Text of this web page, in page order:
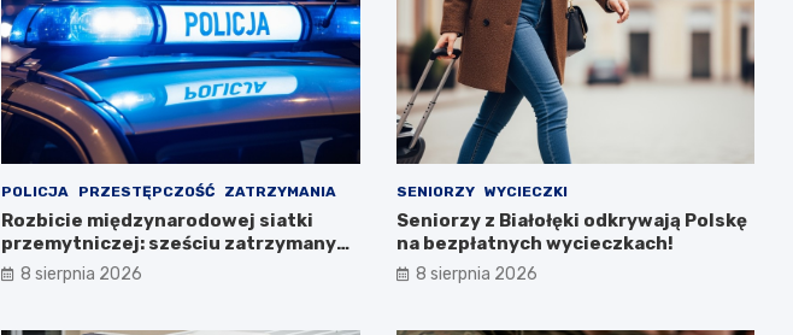
POLICJA PRZESTĘPCZOŚĆ ZATRZYMANIA
Rozbicie międzynarodowej siatki
przemytniczej: sześciu zatrzymanych
w Polsce
8 sierpnia 2026
SENIORZY WYCIECZKI
Seniorzy z Białołęki odkrywają Polskę
na bezpłatnych wycieczkach!
8 sierpnia 2026